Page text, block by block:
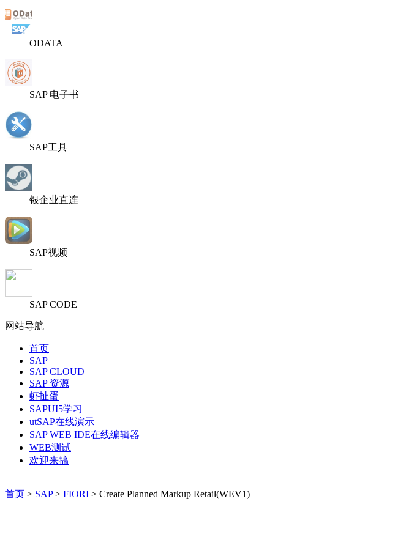
ODATA
SAP 电子书
SAP工具
银企业直连
SAP视频
SAP CODE
网站导航
首页
SAP
SAP CLOUD
SAP 资源
虾扯蛋
SAPUI5学习
utSAP在线演示
SAP WEB IDE在线编辑器
WEB测试
欢迎来搞
首页 > SAP> FIORI > Create Planned Markup Retail(WEV1)